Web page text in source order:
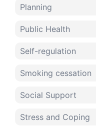
Planning
Public Health
Self-regulation
Smoking cessation
Social Support
Stress and Coping